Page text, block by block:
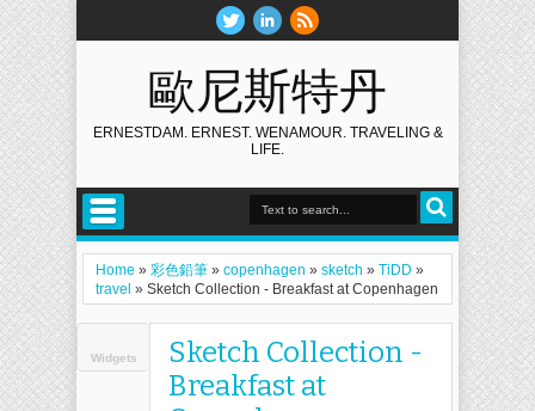
歐尼斯特丹
ERNESTDAM. ERNEST. WENAMOUR. TRAVELING &
LIFE.
Home » 彩色鉛筆 » copenhagen » sketch » TiDD »
travel » Sketch Collection - Breakfast at Copenhagen
Widgets
Sketch Collection -
Breakfast at